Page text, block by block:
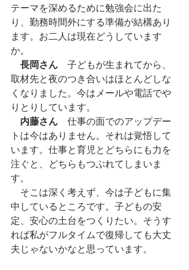
テーマを深めるために勉強会に出た
り、勤務時間外にする準備が結構あり
ます。お二人は現在どうしています
か。
長岡さん 子どもが生まれてから、
取材先と夜のつき合いはほとんどしな
くなりました。今はメールや電話でや
りとりしています。
内藤さん 仕事の面でのアップデー
トは今はありません。それは覚悟して
います。仕事と育児とどちらにも力を
注ぐと、どちらもつぶれてしまいま
す。
そこは深く考えず、今は子どもに集
中しているところです。子どもの安
定、安心の土台をつくりたい。そうす
れば私がフルタイムで復帰しても大丈
夫じゃないかなと思っています。